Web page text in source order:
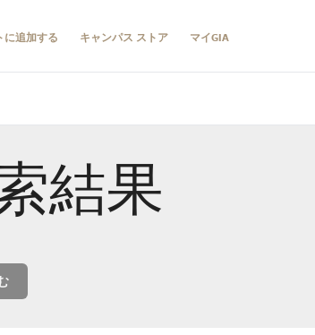
に追加する キャンパス ストア マイGIA
結果